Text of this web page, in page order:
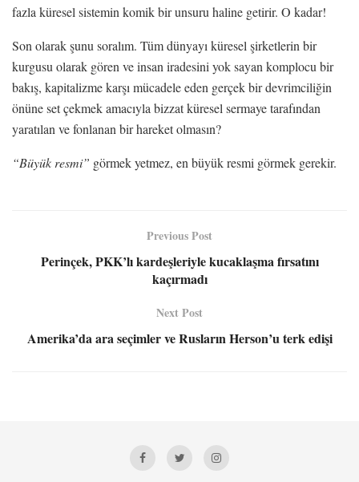
fazla küresel sistemin komik bir unsuru haline getirir. O kadar!
Son olarak şunu soralım. Tüm dünyayı küresel şirketlerin bir
kurgusu olarak gören ve insan iradesini yok sayan komplocu bir
bakış, kapitalizme karşı mücadele eden gerçek bir devrimciliğin
önüne set çekmek amacıyla bizzat küresel sermaye tarafından
yaratılan ve fonlanan bir hareket olmasın?
“Büyük resmi” görmek yetmez, en büyük resmi görmek gerekir.
Previous Post
Perinçek, PKK’lı kardeşleriyle kucaklaşma fırsatını
kaçırmadı
Next Post
Amerika’da ara seçimler ve Rusların Herson’u terk edişi